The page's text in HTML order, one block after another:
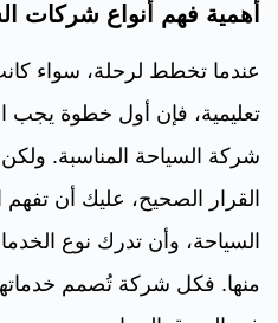
أهمية فهم أنواع شركات
عندما تخطط لرحلة، سواء
تعليمية، فإن أول خطوة يجب
شركة السياحة المناسبة.
القرار الصحيح، عليك أن
السياحة، وأن تدرك نوع
منها. فكل شركة تُصمم